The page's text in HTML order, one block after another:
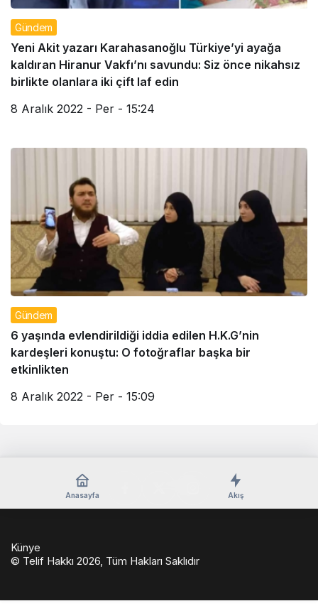
Gündem
Yeni Akit yazarı Karahasanoğlu Türkiye’yi ayağa
kaldıran Hiranur Vakfı’nı savundu: Siz önce nikahsız
birlikte olanlara iki çift laf edin
8 Aralık 2022 - Per - 15:24
Gündem
6 yaşında evlendirildiği iddia edilen H.K.G’nin
kardeşleri konuştu: O fotoğraflar başka bir
etkinlikten
8 Aralık 2022 - Per - 15:09
Anasayfa Akış
Künye
© Telif Hakkı 2026, Tüm Hakları Saklıdır
giriş
casinoport
verabet